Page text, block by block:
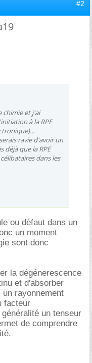
#2
chimie et j'ai
à la RPE
ravie d'avoir un
déjà que la RPE
dans les
ou défaut dans un
un moment
sont donc
la dégénerescence
et d'absorber
rayonnement
facteur
un tenseur
de comprendre